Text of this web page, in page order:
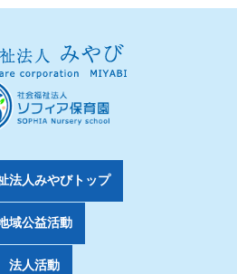
法人みやびトップ
域公益活動
法人活動